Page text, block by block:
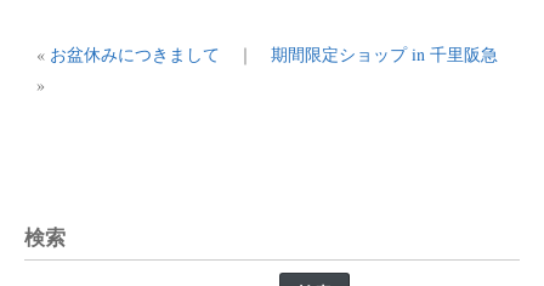
« お盆休みにつきまして ｜ 期間限定ショップ in 千里阪急
»
検索